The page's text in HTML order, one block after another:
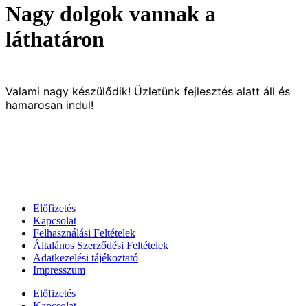
Nagy dolgok vannak a
láthatáron
Valami nagy készülődik! Üzletünk fejlesztés alatt áll és
hamarosan indul!
Előfizetés
Kapcsolat
Felhasználási Feltételek
Általános Szerződési Feltételek
Adatkezelési tájékoztató
Impresszum
Előfizetés